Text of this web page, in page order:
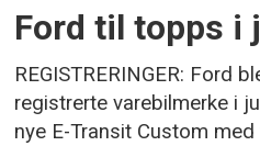
Ford til topps i
REGISTRERINGER: Ford
registrerte varebilmerke i
nye E-Transit Custom